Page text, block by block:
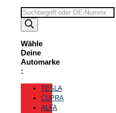
Suchbegriff
eingeben
Wähle
Deine
Automarke
:
TESLA
CUPRA
ALFA